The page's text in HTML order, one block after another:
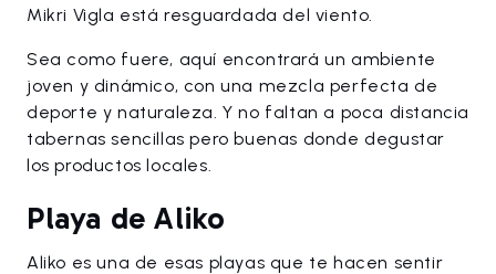
Mikri Vigla está resguardada del viento.
Sea como fuere, aquí encontrará un ambiente
joven y dinámico, con una mezcla perfecta de
deporte y naturaleza. Y no faltan a poca distancia
tabernas sencillas pero buenas donde degustar
los productos locales.
Playa de Aliko
Aliko es una de esas playas que te hacen sentir